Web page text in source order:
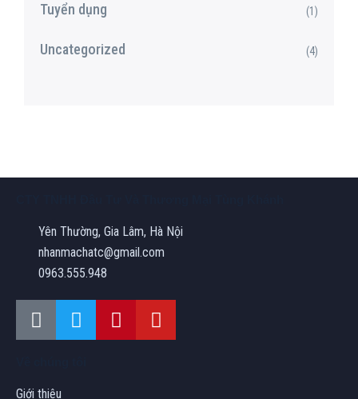
Tuyển dụng (1)
Uncategorized (4)
Yên Thường, Gia Lâm, Hà Nội
nhanmachatc@gmail.com
0963.555.948
Giới thiệu